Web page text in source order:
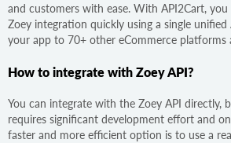
and customers with ease. With API2Cart,
Zoey integration quickly using a single
your app to 70+ other eCommerce platforms
How to integrate with Zoey API?
You can integrate with the Zoey API directly,
requires significant development effort and
faster and more efficient option is to use a